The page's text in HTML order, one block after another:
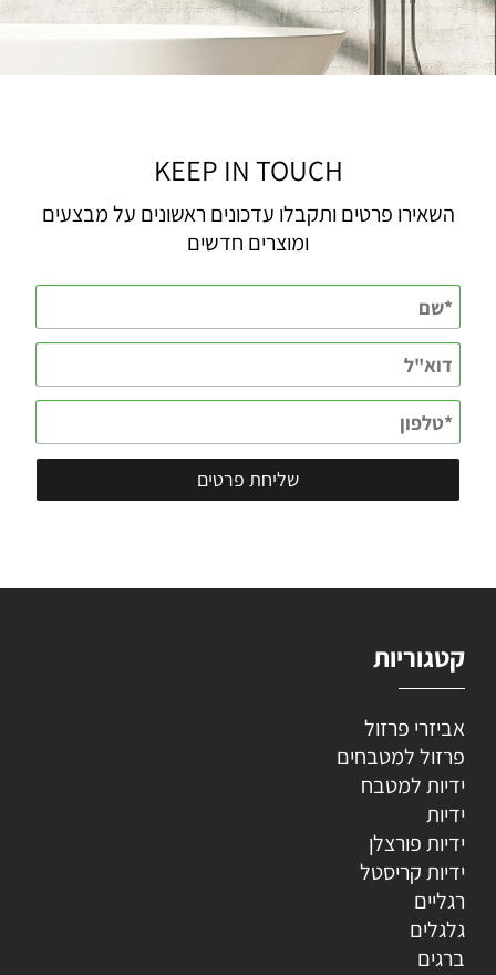
KEEP IN TOUCH
השאירו פרטים ותקבלו עדכונים ראשונים על מבצעים
ומוצרים חדשים
קטגוריות
אביזרי פרזול
פרזול למטבחים
ידיות למטבח
ידיות
ידיות פורצלן
ידיות קריסטל
רגליים
גלגלים
ברגים